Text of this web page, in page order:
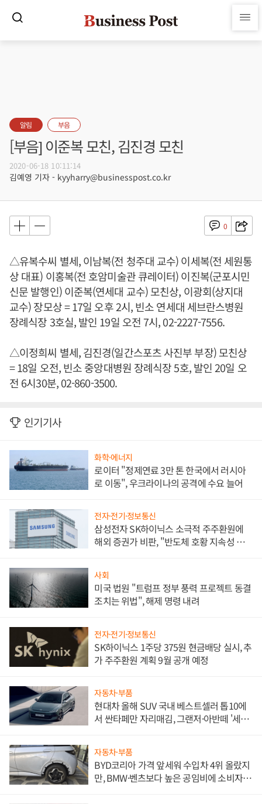
알림 부음
[부음] 이준복 모친, 김진경 모친
2020-06-18 10:11:14
김예영 기자 - kyyharry@businesspost.co.kr
0
△유복수씨 별세, 이남복(전 청주대 교수) 이세복(전 세원통
상 대표) 이홍복(전 호암미술관 큐레이터) 이진복(군포시민
신문 발행인) 이준복(연세대 교수) 모친상, 이광회(상지대
교수) 장모상 = 17일 오후 2시, 빈소 연세대 세브란스병원
장례식장 3호실, 발인 19일 오전 7시, 02-2227-7556.
△이정희씨 별세, 김진경(일간스포츠 사진부 부장) 모친상
= 18일 오전, 빈소 중앙대병원 장례식장 5호, 발인 20일 오
전 6시30분, 02-860-3500.
인기기사
화학·에너지
로이터 "정제연료 3만 톤 한국에서 러시아
로 이동", 우크라이나의 공격에 수요 늘어
전자·전기·정보통신
삼성전자 SK하이닉스 소극적 주주환원에
해외 증권가 비판, "반도체 호황 지속성 의
사회
미국 법원 "트럼프 정부 풍력 프로젝트 동결
조치는 위법", 해제 명령 내려
전자·전기·정보통신
SK하이닉스 1주당 375원 현금배당 실시, 추
가 주주환원 계획 9월 공개 예정
자동차·부품
현대차 올해 SUV 국내 베스트셀러 톱10에
서 싼타페만 자리매김, 그랜저·아반떼 '세단
자동차·부품
BYD코리아 가격 앞세워 수입차 4위 올랐지
만, BMW·벤츠보다 높은 공임비에 소비자